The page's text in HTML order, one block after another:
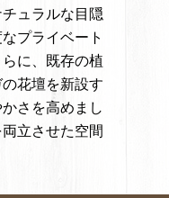
ュラルな目隠
プライベート
に、既存の植
花壇を新設す
さを高めまし
立させた空間